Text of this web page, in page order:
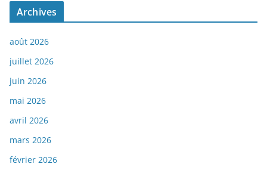
Archives
août 2026
juillet 2026
juin 2026
mai 2026
avril 2026
mars 2026
février 2026